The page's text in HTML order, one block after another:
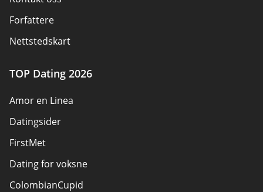
Forfattere
Nettstedskart
TOP Dating 2026
Amor en Linea
Datingsider
FirstMet
Dating for voksne
ColombianCupid